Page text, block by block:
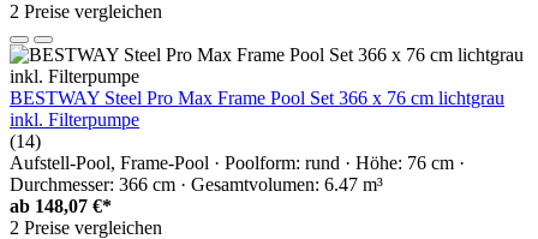
2 Preise vergleichen
BESTWAY Steel Pro Max Frame Pool Set 366 x 76 cm lichtgrau
inkl. Filterpumpe
(14)
Aufstell-Pool, Frame-Pool · Poolform: rund · Höhe: 76 cm ·
Durchmesser: 366 cm · Gesamtvolumen: 6.47 m³
ab 148,07 €*
2 Preise vergleichen